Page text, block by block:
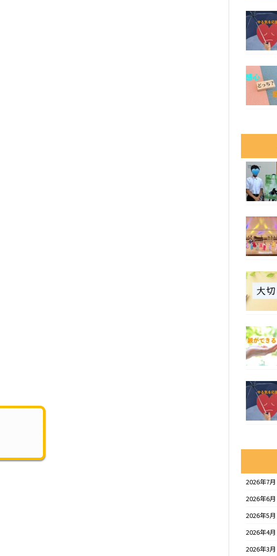
2026年7月
2026年6月
2026年5月
2026年4月
2026年3月